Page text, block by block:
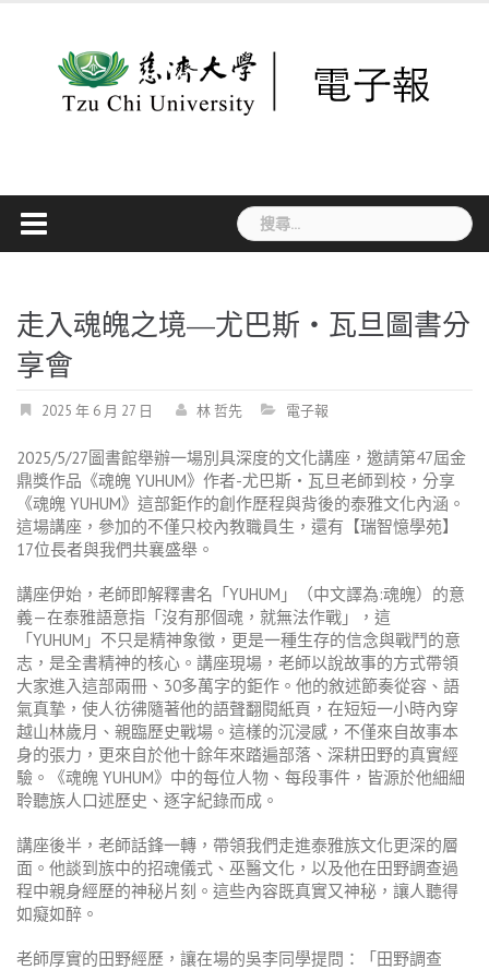
搜
尋
字:
走入魂魄之境—尤巴斯・瓦旦圖書分
享會
2025 年 6 月 27 日 林 哲先 電子報
2025/5/27圖書館舉辦一場別具深度的文化講座，邀請第47屆金
鼎獎作品《魂魄 YUHUM》作者-尤巴斯‧瓦旦老師到校，分享
《魂魄 YUHUM》這部鉅作的創作歷程與背後的泰雅文化內涵。
這場講座，參加的不僅只校內教職員生，還有【瑞智憶學苑】
17位長者與我們共襄盛舉。
講座伊始，老師即解釋書名「YUHUM」（中文譯為:魂魄）的意
義—在泰雅語意指「沒有那個魂，就無法作戰」，這
「YUHUM」不只是精神象徵，更是一種生存的信念與戰鬥的意
志，是全書精神的核心。講座現場，老師以說故事的方式帶領
大家進入這部兩冊、30多萬字的鉅作。他的敘述節奏從容、語
氣真摯，使人彷彿隨著他的語聲翻閱紙頁，在短短一小時內穿
越山林歲月、親臨歷史戰場。這樣的沉浸感，不僅來自故事本
身的張力，更來自於他十餘年來踏遍部落、深耕田野的真實經
驗。《魂魄 YUHUM》中的每位人物、每段事件，皆源於他細細
聆聽族人口述歷史、逐字紀錄而成。
講座後半，老師話鋒一轉，帶領我們走進泰雅族文化更深的層
面。他談到族中的招魂儀式、巫醫文化，以及他在田野調查過
程中親身經歷的神秘片刻。這些內容既真實又神秘，讓人聽得
如癡如醉。
老師厚實的田野經歷，讓在場的吳李同學提問：「田野調查